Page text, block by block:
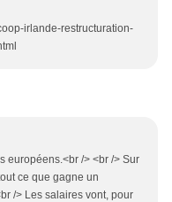
irlande-restructuration-
européens.<br /> <br /> Sur
ce que gagne un
/> Les salaires vont, pour